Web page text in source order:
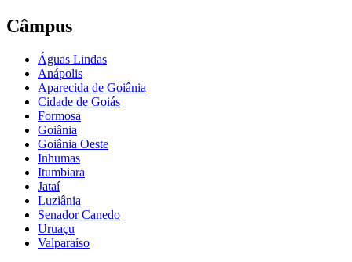
Câmpus
Águas Lindas
Anápolis
Aparecida de Goiânia
Cidade de Goiás
Formosa
Goiânia
Goiânia Oeste
Inhumas
Itumbiara
Jataí
Luziânia
Senador Canedo
Uruaçu
Valparaíso